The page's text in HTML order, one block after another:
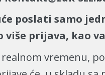
poslati samo
prijava, kao
vremenu,